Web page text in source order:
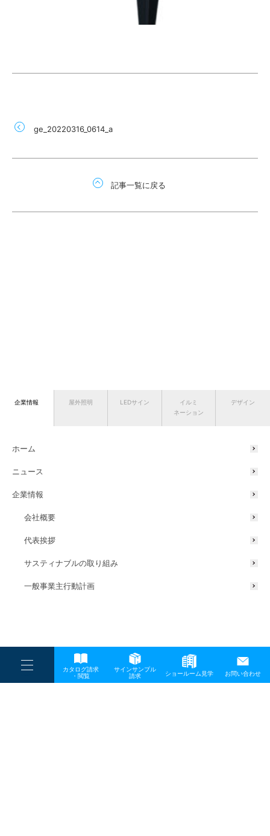
----
----
-
カタログ請求
・閲覧
サインサンプル
請求
ショールーム見学 お問い合わせ
企業情報 屋外照明 LEDサイン
イルミ
ネーション
デザイン
ホーム
ニュース
企業情報
会社概要
代表挨拶
サスティナブルの取り組み
一般事業主行動計画
ge_20220316_0614_a
記事一覧に戻る